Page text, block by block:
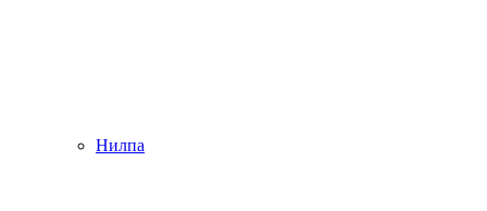
Нилпа